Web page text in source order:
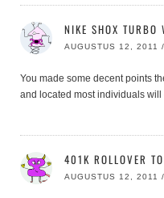
NIKE SHOX TURBO
AUGUSTUS 12, 2011
You made some decent points
and located most individuals
401K ROLLOVER
AUGUSTUS 12, 2011